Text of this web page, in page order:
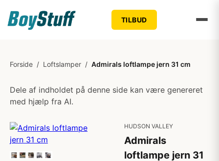
TILBUD
Forside / Loftslamper / Admirals loftlampe jern 31 cm
Dele af indholdet på denne side kan være genereret
med hjælp fra AI.
HUDSON VALLEY
Admirals
loftlampe jern 31